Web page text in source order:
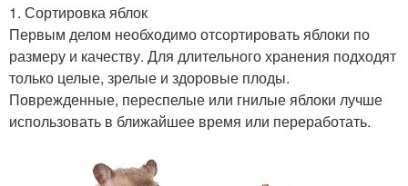
1. Сортировка яблок
Первым делом необходимо отсортировать яблоки по
размеру и качеству. Для длительного хранения подходят
только целые, зрелые и здоровые плоды.
Поврежденные, переспелые или гнилые яблоки лучше
использовать в ближайшее время или переработать.